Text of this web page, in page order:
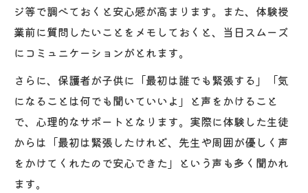
ジ等で調べておくと安心感が高まります。また、体験授
業前に質問したいことをメモしておくと、当日スムーズ
にコミュニケーションがとれます。
さらに、保護者が子供に「最初は誰でも緊張する」「気
になることは何でも聞いていいよ」と声をかけること
で、心理的なサポートとなります。実際に体験した生徒
からは「最初は緊張したけれど、先生や周囲が優しく声
をかけてくれたので安心できた」という声も多く聞かれ
ます。